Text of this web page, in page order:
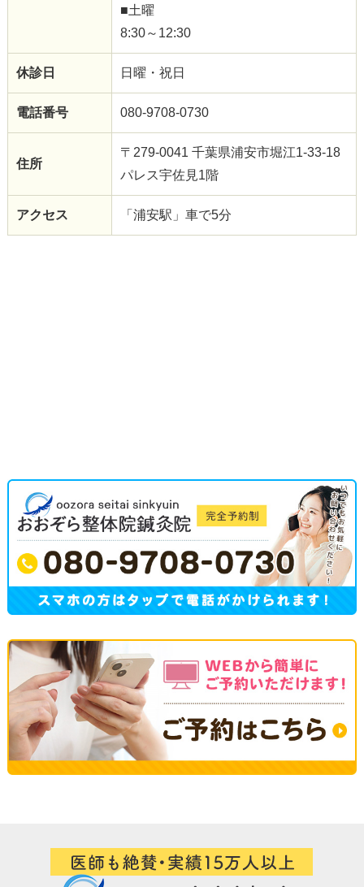
■土曜
8:30～12:30
休診日 日曜・祝日
電話番号 080-9708-0730
住所
〒279-0041 千葉県浦安市堀江1-33-18
パレス宇佐見1階
アクセス 「浦安駅」車で5分